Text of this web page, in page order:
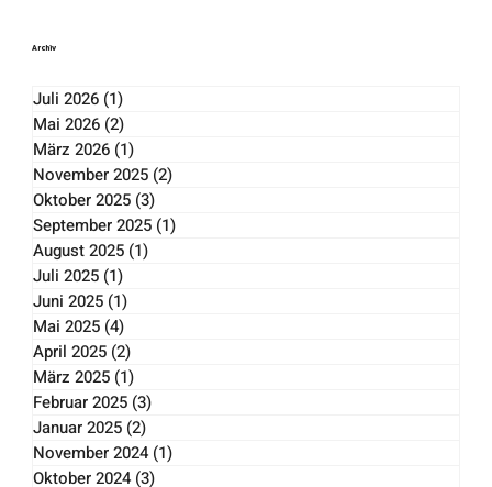
Juli 2026 (1)1 Beitrag
Mai 2026(2)2 Beiträge
März 2026 (1)1 Beitrag
November 2025(2)
Oktober 2025(3) 3 Beiträge
September 2025
August 2025
Juli 2025(1)1 Beitrag
Juni 2025 (1)
Mai 2025(4)4 Beiträge
April 2025 (2)2 Beiträge
März 2025(1)1 Beitrag
Februar 2025 (3)
Januar 2025(2)2 Beiträge